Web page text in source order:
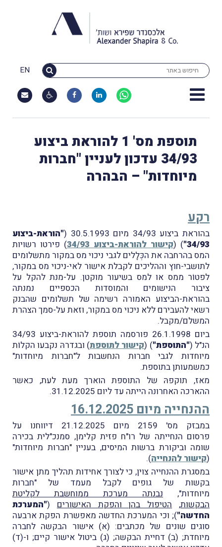
EN
תוספת מס' 1 להוראת ביצוע
34/93 עדכון לעניין "חברות
מיוחדות" – הבהרה
רקע
בהוראת ביצוע 34/93 מיום 30.5.1993 (
"הוראת-ביצוע
34/93"
) (קישור להוראת-ביצוע 34/93
) פירטו רשויות
המס בהרחבה את הכְּלָלים לגבי ניכוי מס במקור מתשלומים
לתושבי-חוץ וההליכים לקבלת אישור לאי-ניכוי מס במקור,
לפטוֹר ממס או למס בשיעור מוקטן. על-מנת להקל על
ציבור הנישומים והמוסדות הכספיים נמנתה
בהוראת-הביצוע האמורה רשימה של תשלומים שהבנק
רשאי להעבירם ללא ניכוי מס במקור, וזאת על-סמך הצהרת
המשלם/מקבל.
ביום 26.1.1998 פורסמה תוספת להוראת-ביצוע 34/93
הנ"ל ("התוספת") (קישור לתוספת) ובגדרהּ נקבעו הקלוֹת
מיוחדות לגבי חברות הנחשבות ל"חברות מיוחדות"
כמשמעותן בתוספת.
מאז, תוקפהּ של התוספת הוארך מעת לעת, כאשר
ההארכה האחרונה הייתה עד ליום 31.12.2025.
ההנחייה מיום 16.12.2025
במבזק מס' 2159 מיום 21.12.2025 דיווחנו על
פרסום הנחייתה של רו"ח פזית קלימן, סמנכ"לית בכירה
שומה וביקורת ברשות המיסים, בעניין "חברות מיוחדות"
(קישור להנחייה).
במסגרת ההנחייה צוין, כי לצורך אחידות תהליך מתן אישור
בקשות של גופים לקבל מעמד של "חברות
מיוחדות", נבנתה מערכת ממוחשבת לקליטת
הבקשות, הטיפול בהן והפקת האישורים ("המערכת
החדשה"); וכי המערכת החדשה מאפשרת הפקת ארבעה
סוגים שונים של מכתבים: (א) אישור הבקשה לחברה
מיוחדת; (ב) דחיית הבקשה; (ג) ביטול אישור קיים; ו-(ד)